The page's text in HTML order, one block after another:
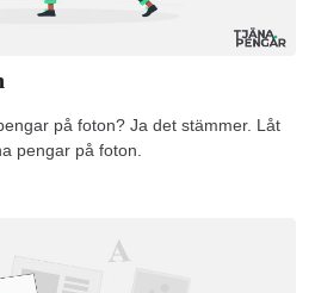
på foton? Ja det stämmer. Låt
pengar på foton.